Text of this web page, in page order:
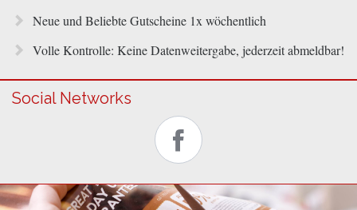
Neue und Beliebte Gutscheine 1x wöchentlich
Volle Kontrolle: Keine Datenweitergabe, jederzeit abmeldbar!
Social Networks